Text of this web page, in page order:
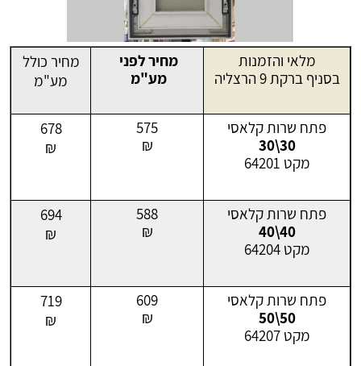
מלאי והזמנות
בסניף ברקת 9 הרצליה
מחיר לפני
מע"מ
מחיר כולל
מע"מ
פתח שרות קלאסי
30\30
מקט 64201
575
₪
678
₪
פתח שרות קלאסי
40\40
מקט 64204
588
₪
694
₪
פתח שרות קלאסי
50\50
מקט 64207
609
₪
719
₪